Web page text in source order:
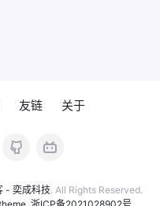
友链 关于
- 奕成科技. All Rights Reserved.